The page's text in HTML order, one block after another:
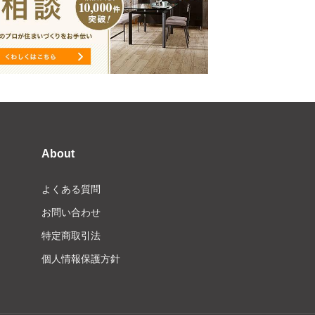
About
よくある質問
お問い合わせ
特定商取引法
個人情報保護方針